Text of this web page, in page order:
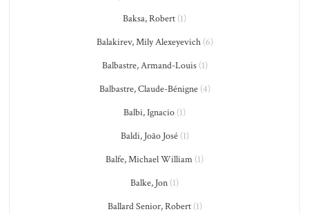
Baksa, Robert (1)
Balakirev, Mily Alexeyevich(6)
Balbastre, Armand-Louis(1)
Balbastre, Claude-Bénigne(4)
Balbi, Ignacio (1)
Baldi, João José(1)
Balfe, Michael William (1)
Balke, Jon (1)
Ballard Senior, Robert(1)